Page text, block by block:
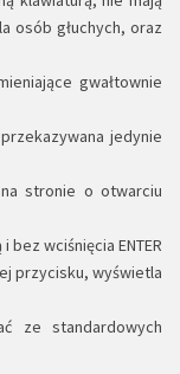
osób głuchych, oraz
gwałtownie
jedynie
stronie o otwarciu
wciśnięcia ENTER
przycisku, wyświetla
ze standardowych